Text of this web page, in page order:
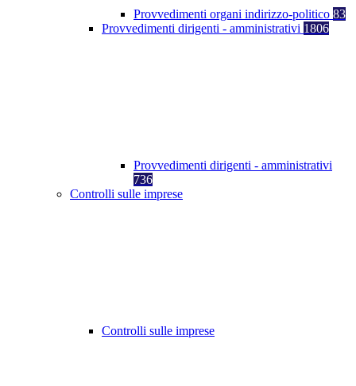
Provvedimenti organi indirizzo-politico 83
Provvedimenti dirigenti - amministrativi 1806
Provvedimenti dirigenti - amministrativi
736
Controlli sulle imprese
Controlli sulle imprese